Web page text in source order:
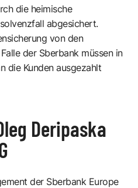
die heimische
abgesichert.
von den
der Sberbank müssen in
die Kunden ausgezahlt
Deripaska
der Sberbank Europe